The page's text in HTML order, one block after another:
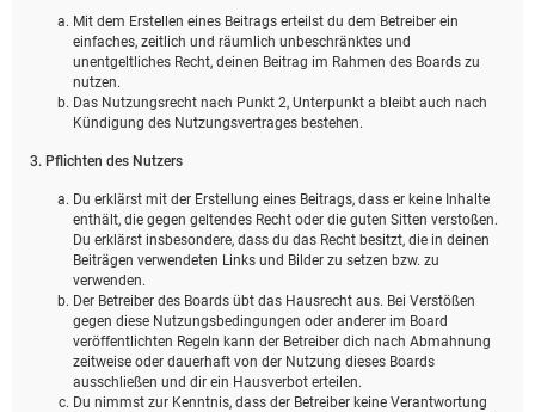
Mit dem Erstellen eines Beitrags erteilst du dem Betreiber ein
einfaches, zeitlich und räumlich unbeschränktes und
unentgeltliches Recht, deinen Beitrag im Rahmen des Boards zu
nutzen.
Das Nutzungsrecht nach Punkt 2, Unterpunkt a bleibt auch nach
Kündigung des Nutzungsvertrages bestehen.
3. Pflichten des Nutzers
Du erklärst mit der Erstellung eines Beitrags, dass er keine Inhalte
enthält, die gegen geltendes Recht oder die guten Sitten verstoßen.
Du erklärst insbesondere, dass du das Recht besitzt, die in deinen
Beiträgen verwendeten Links und Bilder zu setzen bzw. zu
verwenden.
Der Betreiber des Boards übt das Hausrecht aus. Bei Verstößen
gegen diese Nutzungsbedingungen oder anderer im Board
veröffentlichten Regeln kann der Betreiber dich nach Abmahnung
zeitweise oder dauerhaft von der Nutzung dieses Boards
ausschließen und dir ein Hausverbot erteilen.
Du nimmst zur Kenntnis, dass der Betreiber keine Verantwortung